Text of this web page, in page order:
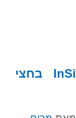
טוחני אשפה InSinkErator בחצי